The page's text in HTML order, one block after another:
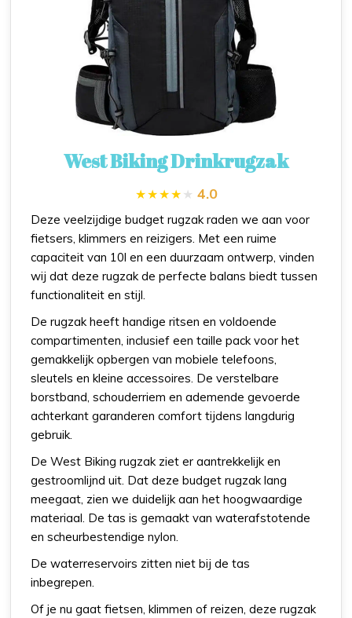
West Biking Drinkrugzak
4.0
Deze veelzijdige budget rugzak raden we aan voor
fietsers, klimmers en reizigers. Met een ruime
capaciteit van 10l en een duurzaam ontwerp, vinden
wij dat deze rugzak de perfecte balans biedt tussen
functionaliteit en stijl.
De rugzak heeft handige ritsen en voldoende
compartimenten, inclusief een taille pack voor het
gemakkelijk opbergen van mobiele telefoons,
sleutels en kleine accessoires. De verstelbare
borstband, schouderriem en ademende gevoerde
achterkant garanderen comfort tijdens langdurig
gebruik.
De West Biking rugzak ziet er aantrekkelijk en
gestroomlijnd uit. Dat deze budget rugzak lang
meegaat, zien we duidelijk aan het hoogwaardige
materiaal. De tas is gemaakt van waterafstotende
en scheurbestendige nylon.
De waterreservoirs zitten niet bij de tas
inbegrepen.
Of je nu gaat fietsen, klimmen of reizen, deze rugzak